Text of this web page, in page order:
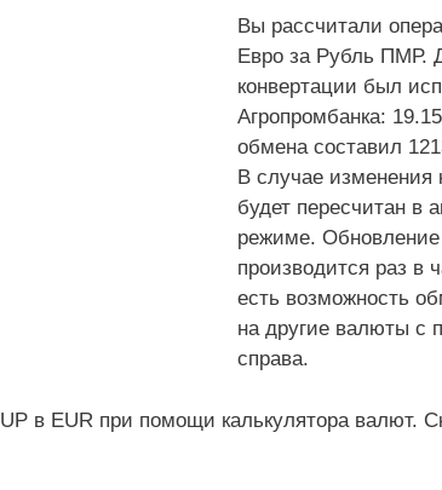
Вы рассчитали
Евро за Рубль ПМР.
конвертации был
Агропромбанка:
обмена составил
В случае изменения
будет пересчитан в
режиме. Обновление
производится раз в
есть возможность
на другие валюты
справа.
в EUR при помощи калькулятора валют.